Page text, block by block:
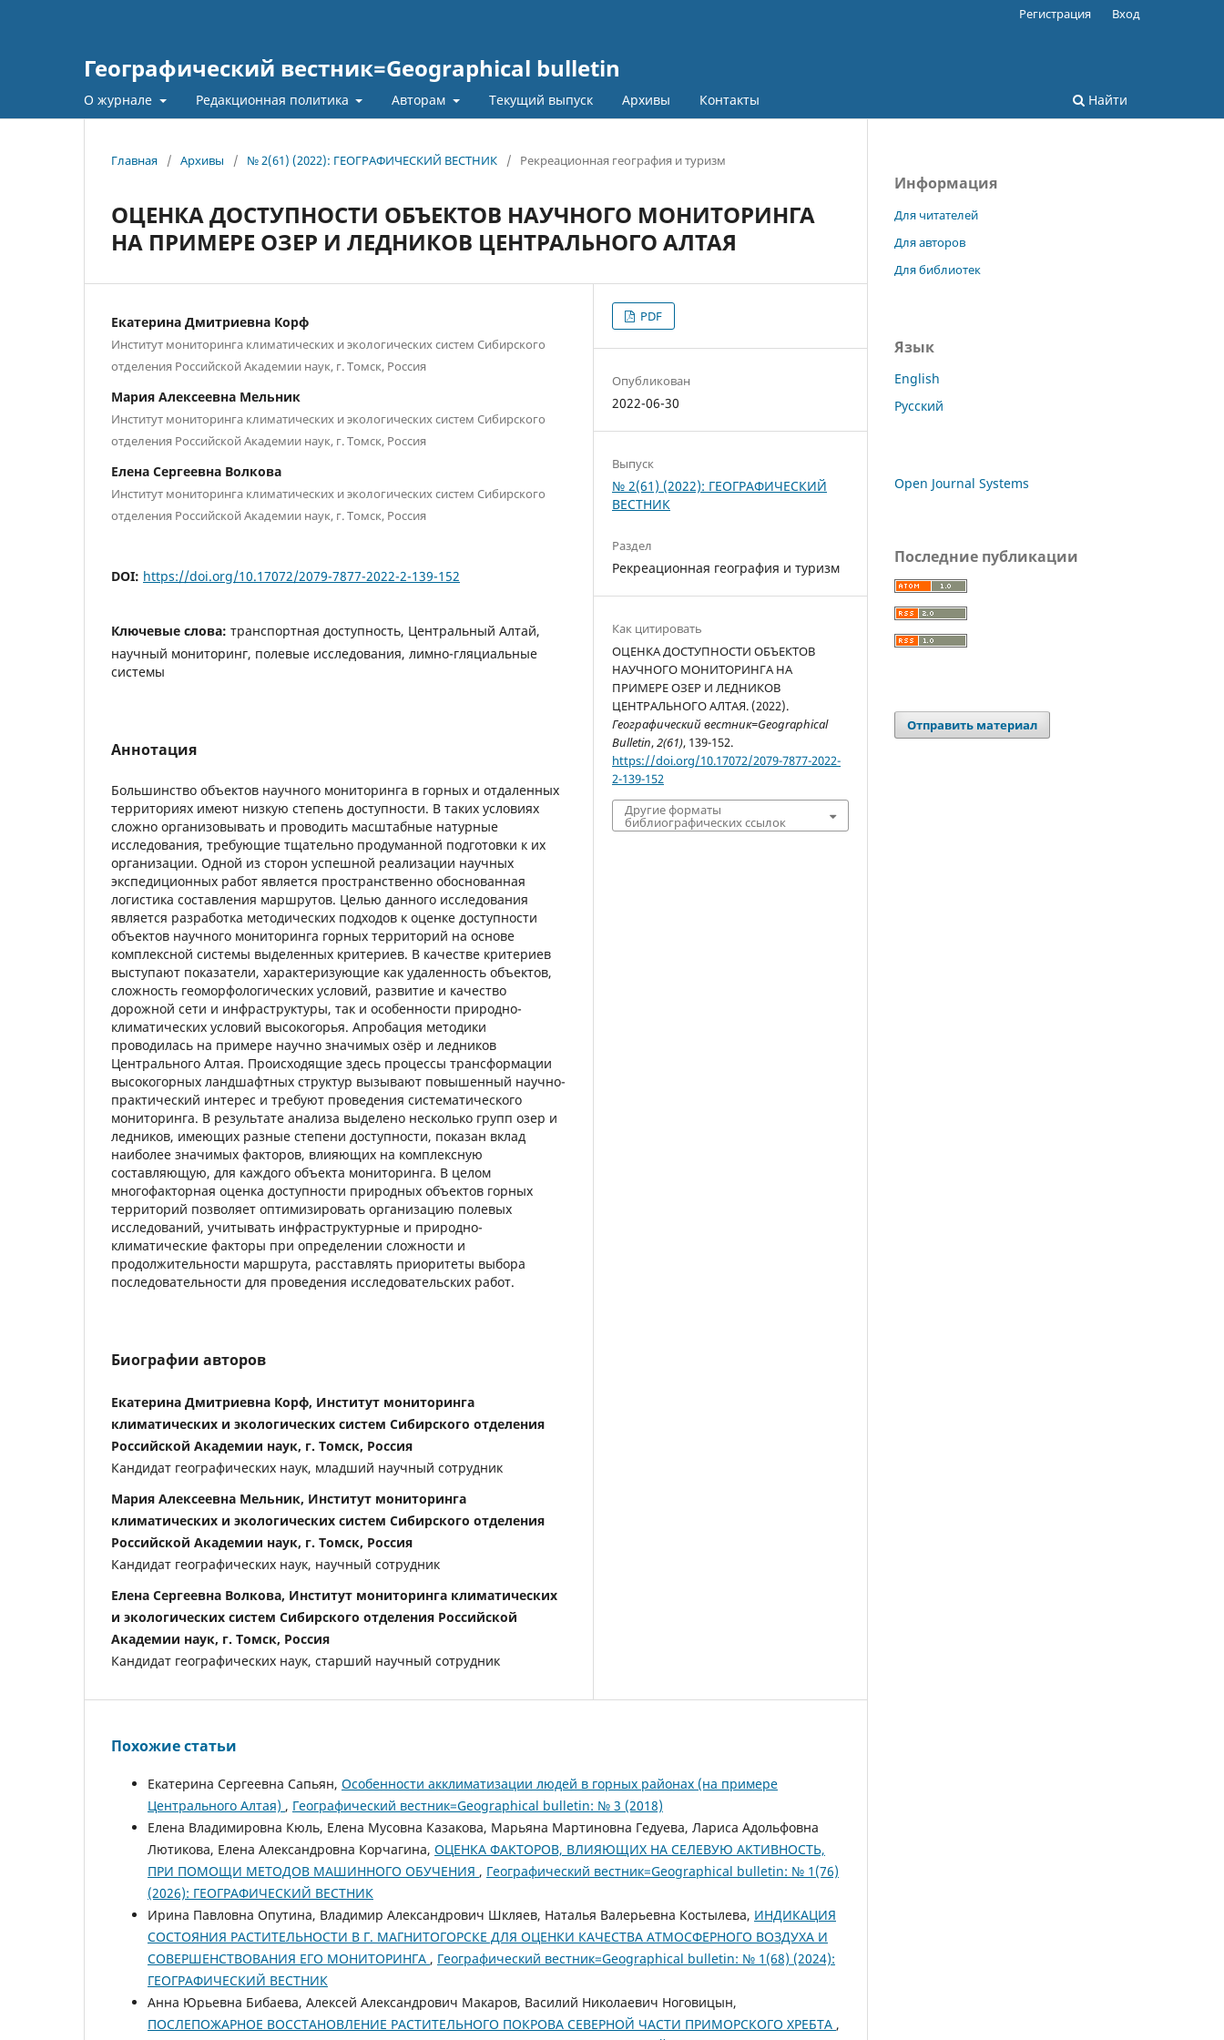
Географический вестник=Geographical bulletin
О журнале Редакционная политика Авторам Текущий выпуск Архивы Контакты Найти
Регистрация Вход
Главная / Архивы / № 2(61) (2022): ГЕОГРАФИЧЕСКИЙ ВЕСТНИК / Рекреационная география и туризм
ОЦЕНКА ДОСТУПНОСТИ ОБЪЕКТОВ НАУЧНОГО МОНИТОРИНГА
НА ПРИМЕРЕ ОЗЕР И ЛЕДНИКОВ ЦЕНТРАЛЬНОГО АЛТАЯ
Екатерина Дмитриевна Корф
Институт мониторинга климатических и экологических систем Сибирского
отделения Российской Академии наук, г. Томск, Россия
Мария Алексеевна Мельник
Институт мониторинга климатических и экологических систем Сибирского
отделения Российской Академии наук, г. Томск, Россия
Елена Сергеевна Волкова
Институт мониторинга климатических и экологических систем Сибирского
отделения Российской Академии наук, г. Томск, Россия
DOI: https://doi.org/10.17072/2079-7877-2022-2-139-152
Ключевые слова: транспортная доступность, Центральный Алтай,
научный мониторинг, полевые исследования, лимно-гляциальные
системы
Аннотация
Большинство объектов научного мониторинга в горных и отдаленных
территориях имеют низкую степень доступности. В таких условиях
сложно организовывать и проводить масштабные натурные
исследования, требующие тщательно продуманной подготовки к их
организации. Одной из сторон успешной реализации научных
экспедиционных работ является пространственно обоснованная
логистика составления маршрутов. Целью данного исследования
является разработка методических подходов к оценке доступности
объектов научного мониторинга горных территорий на основе
комплексной системы выделенных критериев. В качестве критериев
выступают показатели, характеризующие как удаленность объектов,
сложность геоморфологических условий, развитие и качество
дорожной сети и инфраструктуры, так и особенности природно-
климатических условий высокогорья. Апробация методики
проводилась на примере научно значимых озёр и ледников
Центрального Алтая. Происходящие здесь процессы трансформации
высокогорных ландшафтных структур вызывают повышенный научно-
практический интерес и требуют проведения систематического
мониторинга. В результате анализа выделено несколько групп озер и
ледников, имеющих разные степени доступности, показан вклад
наиболее значимых факторов, влияющих на комплексную
составляющую, для каждого объекта мониторинга. В целом
многофакторная оценка доступности природных объектов горных
территорий позволяет оптимизировать организацию полевых
исследований, учитывать инфраструктурные и природно-
климатические факторы при определении сложности и
продолжительности маршрута, расставлять приоритеты выбора
последовательности для проведения исследовательских работ.
Биографии авторов
Екатерина Дмитриевна Корф, Институт мониторинга
климатических и экологических систем Сибирского отделения
Российской Академии наук, г. Томск, Россия
Кандидат географических наук, младший научный сотрудник
Мария Алексеевна Мельник, Институт мониторинга
климатических и экологических систем Сибирского отделения
Российской Академии наук, г. Томск, Россия
Кандидат географических наук, научный сотрудник
Елена Сергеевна Волкова, Институт мониторинга климатических
и экологических систем Сибирского отделения Российской
Академии наук, г. Томск, Россия
Кандидат географических наук, старший научный сотрудник
PDF
Опубликован
2022-06-30
Выпуск
№ 2(61) (2022): ГЕОГРАФИЧЕСКИЙ
ВЕСТНИК
Раздел
Рекреационная география и туризм
Как цитировать
ОЦЕНКА ДОСТУПНОСТИ ОБЪЕКТОВ
НАУЧНОГО МОНИТОРИНГА НА
ПРИМЕРЕ ОЗЕР И ЛЕДНИКОВ
ЦЕНТРАЛЬНОГО АЛТАЯ. (2022).
Географический вестник=Geographical
Bulletin,2(61), 139-152.
https://doi.org/10.17072/2079-7877-2022-
2-139-152
Другие форматы
библиографических ссылок
Похожие статьи
Екатерина Сергеевна Сапьян, Особенности акклиматизации людей в горных районах (на примере
Центрального Алтая) , Географический вестник=Geographical bulletin: № 3 (2018)
Елена Владимировна Кюль, Елена Мусовна Казакова, Марьяна Мартиновна Гедуева, Лариса Адольфовна
Лютикова, Елена Александровна Корчагина, ОЦЕНКА ФАКТОРОВ, ВЛИЯЮЩИХ НА СЕЛЕВУЮ АКТИВНОСТЬ,
ПРИ ПОМОЩИ МЕТОДОВ МАШИННОГО ОБУЧЕНИЯ , Географический вестник=Geographical bulletin: № 1(76)
(2026): ГЕОГРАФИЧЕСКИЙ ВЕСТНИК
Ирина Павловна Опутина, Владимир Александрович Шкляев, Наталья Валерьевна Костылева, ИНДИКАЦИЯ
СОСТОЯНИЯ РАСТИТЕЛЬНОСТИ В Г. МАГНИТОГОРСКЕ ДЛЯ ОЦЕНКИ КАЧЕСТВА АТМОСФЕРНОГО ВОЗДУХА И
СОВЕРШЕНСТВОВАНИЯ ЕГО МОНИТОРИНГА , Географический вестник=Geographical bulletin: № 1(68) (2024):
ГЕОГРАФИЧЕСКИЙ ВЕСТНИК
Анна Юрьевна Бибаева, Алексей Александрович Макаров, Василий Николаевич Ноговицын,
ПОСЛЕПОЖАРНОЕ ВОССТАНОВЛЕНИЕ РАСТИТЕЛЬНОГО ПОКРОВА СЕВЕРНОЙ ЧАСТИ ПРИМОРСКОГО ХРЕБТА ,
Информация
Для читателей
Для авторов
Для библиотек
Язык
English
Русский
Open Journal Systems
Последние публикации
Отправить материал